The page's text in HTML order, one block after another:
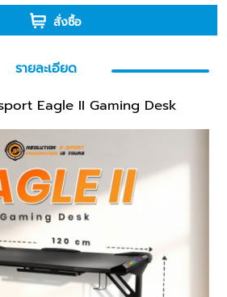
สั่งซื้อ
รายละเอียด
Eagle II Gaming Desk